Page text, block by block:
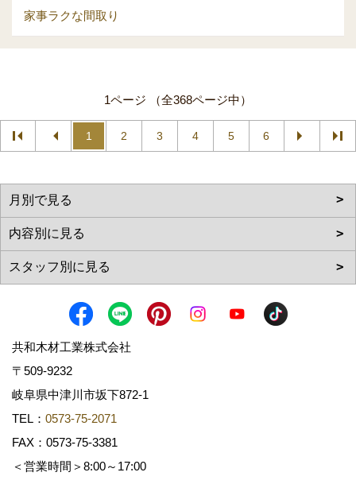
家事ラクな間取り
1ページ （全368ページ中）
1 2 3 4 5 6
共和木材工業株式会社
〒509-9232
岐阜県中津川市坂下872‐1
TEL： 0573-75-2071
FAX：0573-75-3381
＜営業時間＞8:00～17:00